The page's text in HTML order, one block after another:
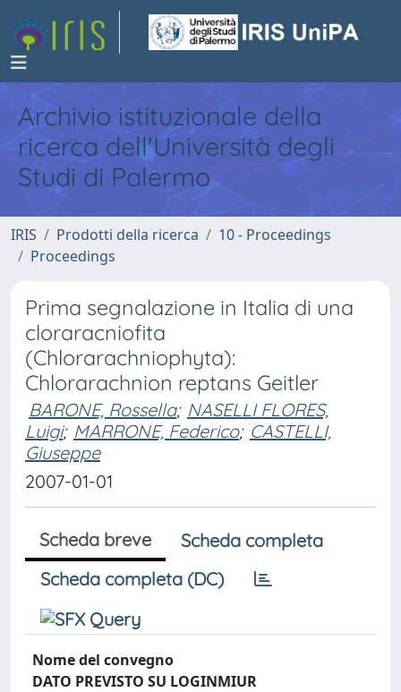
Archivio istituzionale della
ricerca dell'Università degli
Studi di Palermo
IRIS Prodotti della ricerca
10 - Proceedings
Proceedings
Prima segnalazione in Italia di una
cloraracniofita
(Chlorarachniophyta):
Chlorarachnion reptans Geitler
BARONE, Rossella; NASELLI FLORES,
Luigi; MARRONE, Federico; CASTELLI,
Giuseppe
2007-01-01
Scheda breve
Scheda completa
Scheda completa (DC)
Nome del convegno
DATO PREVISTO SU LOGINMIUR